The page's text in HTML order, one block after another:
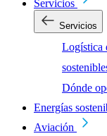
Servicios
Servicios
Logística
Dónde
Energías
Aviación